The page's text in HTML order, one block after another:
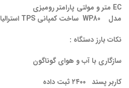
EC متر و مولتی پارامتر رومیزی
مدل
ساخت کمپانی TPS استرالیا
نکات بارز دستگاه :
سازگاری با آب و هوای گوناگون
کاربر پسند ۲۴۰۰ ثبت داده